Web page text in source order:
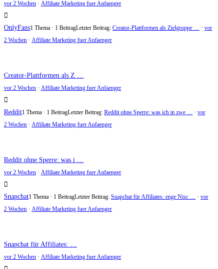
vor 2 Wochen · Affiliate Marketing fuer Anfaenger
OnlyFans1 Thema · 1 BeitragLetzter Beitrag: Creator-Plattformen als Zielgruppe … · vor
2 Wochen · Affiliate Marketing fuer Anfaenger
Creator-Plattformen als Z …
vor 2 Wochen · Affiliate Marketing fuer Anfaenger
Reddit1 Thema · 1 BeitragLetzter Beitrag: Reddit ohne Sperre: was ich in zwe … · vor
2 Wochen · Affiliate Marketing fuer Anfaenger
Reddit ohne Sperre: was i …
vor 2 Wochen · Affiliate Marketing fuer Anfaenger
Snapchat1 Thema · 1 BeitragLetzter Beitrag: Snapchat für Affiliates: enge Nisc … · vor
2 Wochen · Affiliate Marketing fuer Anfaenger
Snapchat für Affiliates: …
vor 2 Wochen · Affiliate Marketing fuer Anfaenger